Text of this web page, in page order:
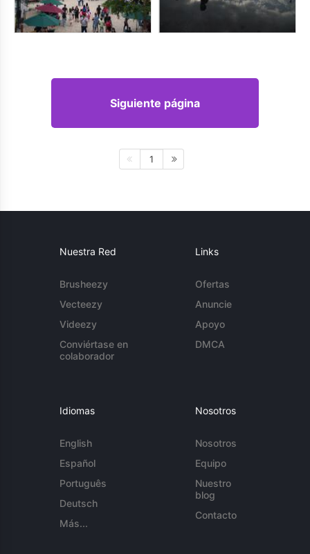
Siguiente página
1
Nuestra Red
Brusheezy
Vecteezy
Videezy
Conviértase en
colaborador
Links
Ofertas
Anuncie
Apoyo
DMCA
Idiomas
English
Español
Português
Deutsch
Más...
Nosotros
Nosotros
Equipo
Nuestro
blog
Contacto